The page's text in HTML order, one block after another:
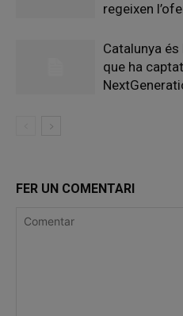
regeixen
Catalunya
que ha
FER UN COMENTARI